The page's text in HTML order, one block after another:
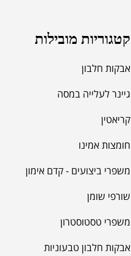
קטגוריות מובילות
אבקות חלבון
גיינר לעלייה במסה
קריאטין
חומצות אמינו
משפרי ביצועים - קדם אימון
שורפי שומן
משפרי טסטוסטרון
אבקות חלבון טבעוניות